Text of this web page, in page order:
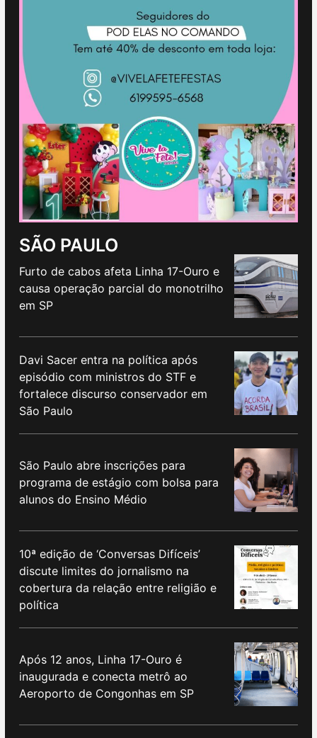
SÃO PAULO
Furto de cabos afeta Linha 17-Ouro e
causa operação parcial do monotrilho
em SP
Davi Sacer entra na política após
episódio com ministros do STF e
fortalece discurso conservador em
São Paulo
São Paulo abre inscrições para
programa de estágio com bolsa para
alunos do Ensino Médio
10ª edição de ‘Conversas Difíceis’
discute limites do jornalismo na
cobertura da relação entre religião e
política
Após 12 anos, Linha 17-Ouro é
inaugurada e conecta metrô ao
Aeroporto de Congonhas em SP